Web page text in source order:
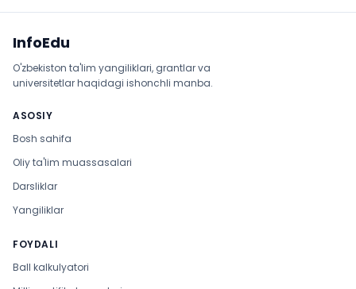
InfoEdu
O'zbekiston ta'lim yangiliklari, grantlar va
universitetlar haqidagi ishonchli manba.
ASOSIY
Bosh sahifa
Oliy ta'lim muassasalari
Darsliklar
Yangiliklar
FOYDALI
Ball kalkulyatori